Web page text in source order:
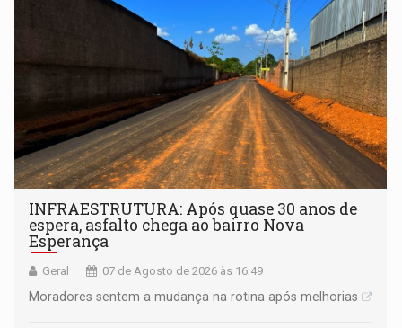
INFRAESTRUTURA: Após quase 30 anos de
espera, asfalto chega ao bairro Nova
Esperança
Geral 07 de Agosto de 2026 às 16:49
Moradores sentem a mudança na rotina após melhorias